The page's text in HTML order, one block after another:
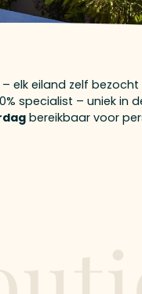
– elk eiland zelf
specialist – uniek in
bereikbaar voor